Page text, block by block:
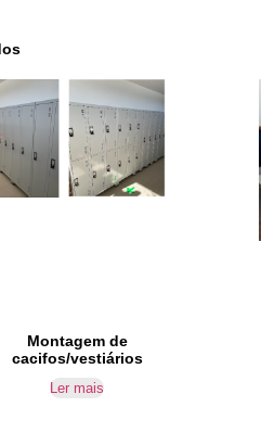
Montagem de
cacifos/vestiários
Ler mais